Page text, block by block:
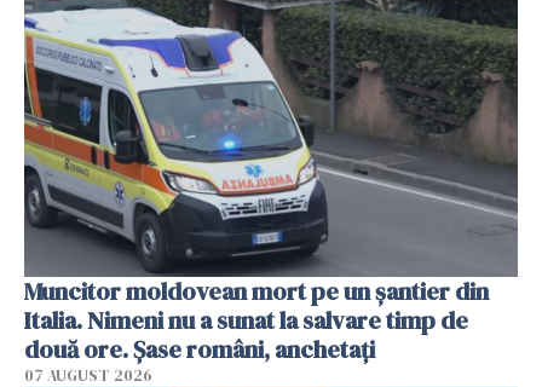
Muncitor moldovean mort pe un șantier din
Italia. Nimeni nu a sunat la salvare timp de
două ore. Șase români, anchetați
07 AUGUST 2026